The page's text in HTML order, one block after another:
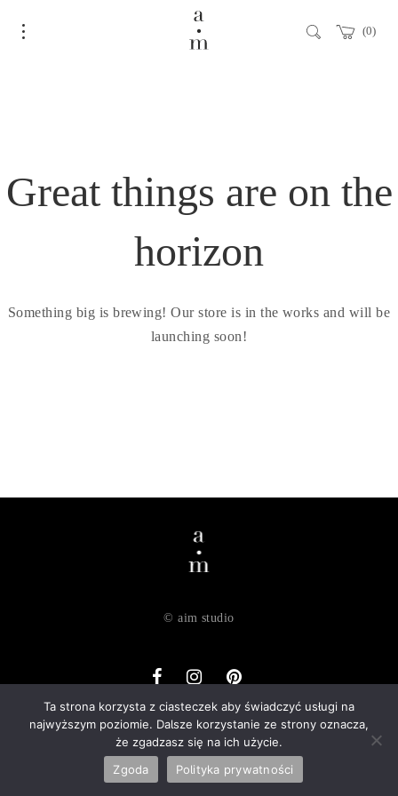
0
Great things are on the
horizon
Something big is brewing! Our store is in the works and will be
launching soon!
Ta strona korzysta z ciasteczek aby świadczyć usługi na
najwyższym poziomie. Dalsze korzystanie ze strony oznacza,
że zgadzasz się na ich użycie.
Zgoda
Polityka prywatności
© aim studio
o nas dostawa zwroty regulamin
polityka prywatności
kontakt